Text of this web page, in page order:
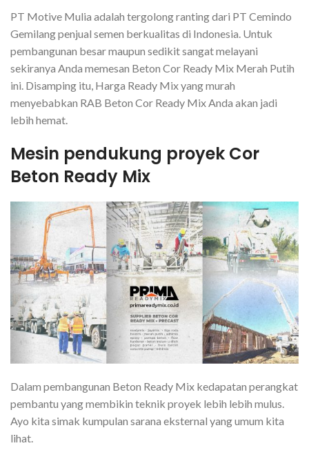
PT Motive Mulia adalah tergolong ranting dari PT Cemindo
Gemilang penjual semen berkualitas di Indonesia. Untuk
pembangunan besar maupun sedikit sangat melayani
sekiranya Anda memesan Beton Cor Ready Mix Merah Putih
ini. Disamping itu, Harga Ready Mix yang murah
menyebabkan RAB Beton Cor Ready Mix Anda akan jadi
lebih hemat.
Mesin pendukung proyek Cor
Beton Ready Mix
Dalam pembangunan Beton Ready Mix kedapatan perangkat
pembantu yang membikin teknik proyek lebih lebih mulus.
Ayo kita simak kumpulan sarana eksternal yang umum kita
lihat.